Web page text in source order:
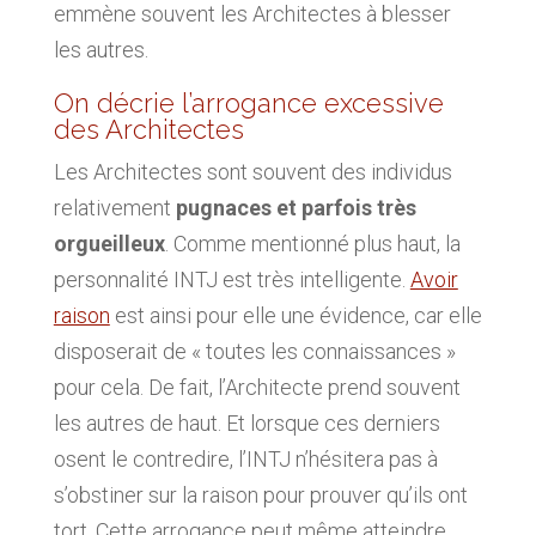
emmène souvent les Architectes à blesser
les autres.
On décrie l’arrogance excessive
des Architectes
Les Architectes sont souvent des individus
relativement pugnaces et parfois très
orgueilleux. Comme mentionné plus haut, la
personnalité INTJ est très intelligente. Avoir
raison est ainsi pour elle une évidence, car elle
disposerait de « toutes les connaissances »
pour cela. De fait, l’Architecte prend souvent
les autres de haut. Et lorsque ces derniers
osent le contredire, l’INTJ n’hésitera pas à
s’obstiner sur la raison pour prouver qu’ils ont